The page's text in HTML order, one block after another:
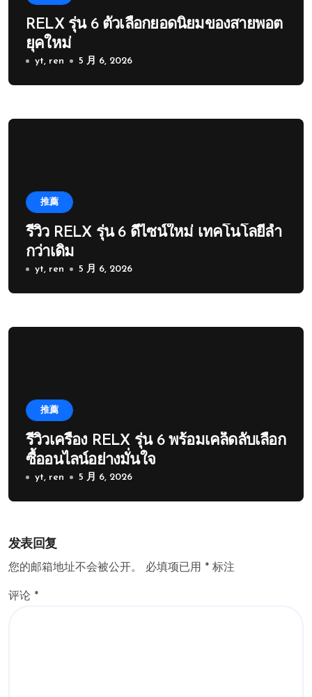
RELX รุ่น 6 ตัวเลือกยอดนิยมของสายพอต
ยุคใหม่
yt, ren 5 月 6, 2026
推薦
รีวิว RELX รุ่น 6 ดีไซน์ใหม่ เทคโนโลยีล้ำ
กว่าเดิม
yt, ren 5 月 6, 2026
推薦
รีวิวเครื่อง RELX รุ่น 6 พร้อมเคล็ดลับเลือก
ซื้ออนไลน์อย่างมั่นใจ
yt, ren 5 月 6, 2026
发表回复
您的邮箱地址不会被公开。 必填项已用 * 标注
评论 *